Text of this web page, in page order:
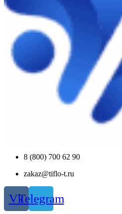
8 (800) 700 62 90
zakaz@tiflo-t.ru
VkTelegram